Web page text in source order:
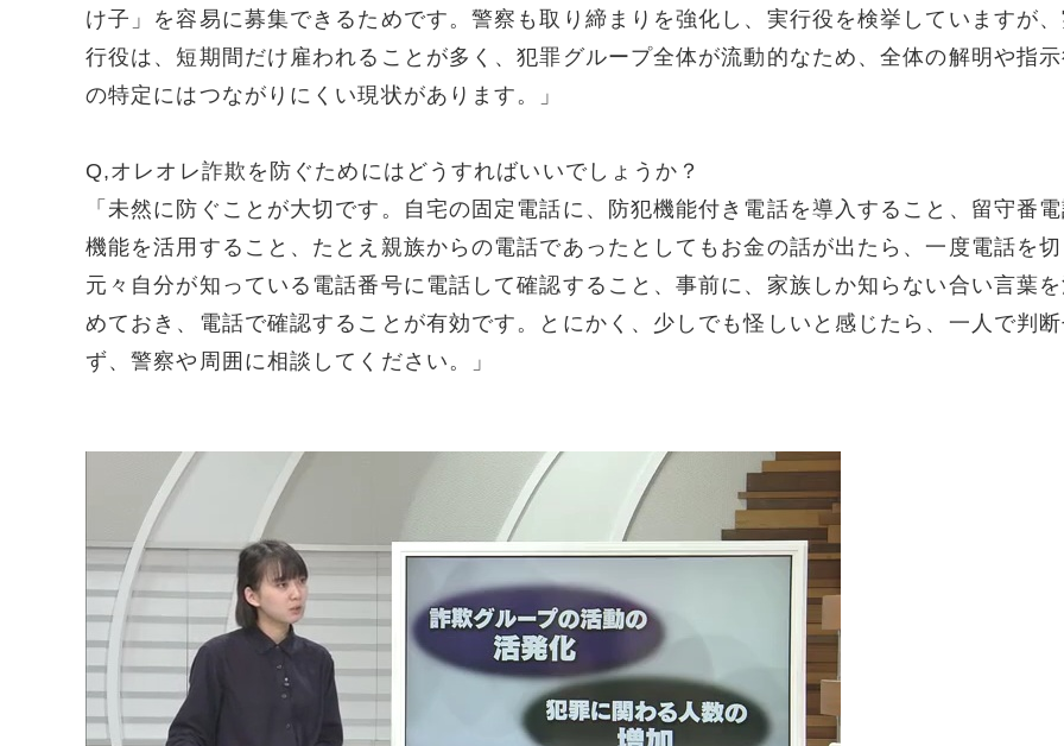
け子」を容易に募集できるためです。警察も取り締まりを強化し、実行役を検挙していますが
行役は、短期間だけ雇われることが多く、犯罪グループ全体が流動的なため、全体の解明や指
の特定にはつながりにくい現状があります。」
Q,オレオレ詐欺を防ぐためにはどうすればいいでしょうか？
「未然に防ぐことが大切です。自宅の固定電話に、防犯機能付き電話を導入すること、留守番
機能を活用すること、たとえ親族からの電話であったとしてもお金の話が出たら、一度電話を
元々自分が知っている電話番号に電話して確認すること、事前に、家族しか知らない合い言葉
めておき、電話で確認することが有効です。とにかく、少しでも怪しいと感じたら、一人で判
ず、警察や周囲に相談してください。」